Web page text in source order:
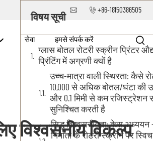
+86-18150386505
सेवा हमसे संपर्क करें
विश्वसनीय विकल्प
विषय सूची
ग्लास बोतल रोटरी स्क्रीन प्रिंटर
प्रिंटिंग में अग्रणी क्यों है
उच्च-मात्रा वाली स्थिरता: कैसे
10,000 से अधिक बोतल/घंटा की
और 0.1 मिमी से कम रजिस्ट्रेशन
सुनिश्चित करती है
सिद्ध विश्वसनीयता: केस अध्ययन
निर्माता के रोटरी स्क्रीन पर